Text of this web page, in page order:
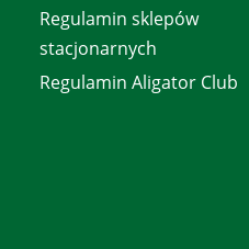
Regulamin sklepów
stacjonarnych
Regulamin Aligator Club